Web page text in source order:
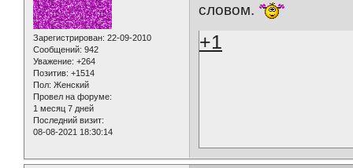
Зарегистрирован: 22-09-2010
Сообщений: 942
Уважение: +264
Позитив: +1514
Пол: Женский
Провел на форуме:
1 месяц 7 дней
Последний визит:
08-08-2021 18:30:14
словом.
+1